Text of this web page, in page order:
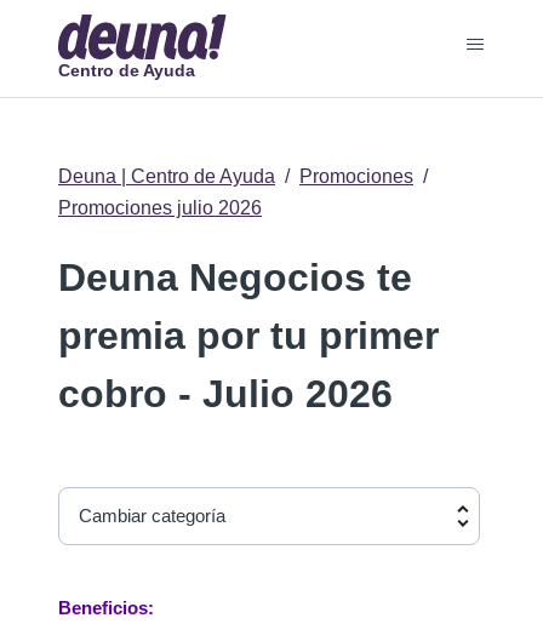
Centro de Ayuda
Deuna | Centro de Ayuda
Promociones
Promociones julio 2026
Deuna Negocios te
premia por tu primer
cobro - Julio 2026
Cambiar categoría
Beneficios: